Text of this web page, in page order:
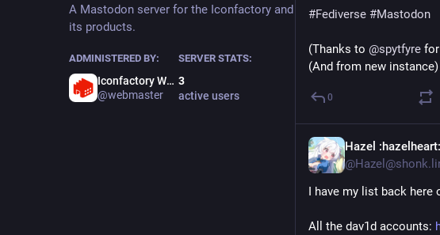
A Mastodon server for the Iconfactory and
its products.
ADMINISTERED BY:
Iconfactory Webmaster
@webmaster
SERVER STATS:
3
active users
#Fediverse #Mastodon
(Thanks to @spytfyre
(And from new instance)
0
Hazel :hazelheart:
I have my list back here
All the dav1d accounts: